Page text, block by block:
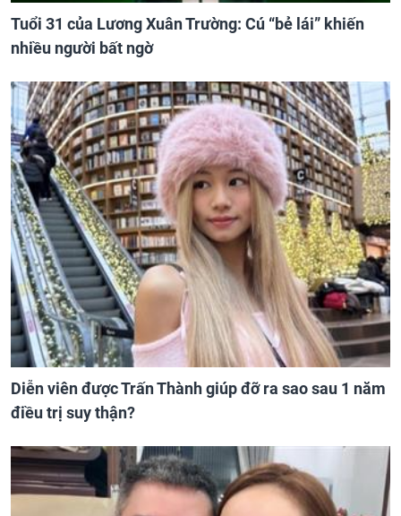
Tuổi 31 của Lương Xuân Trường: Cú “bẻ lái” khiến
nhiều người bất ngờ
Diễn viên được Trấn Thành giúp đỡ ra sao sau 1 năm
điều trị suy thận?